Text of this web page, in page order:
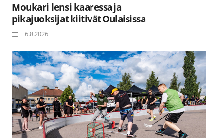
Moukari lensi kaaressa ja
pikajuoksijat kiitivät Oulaisissa
6.8.2026